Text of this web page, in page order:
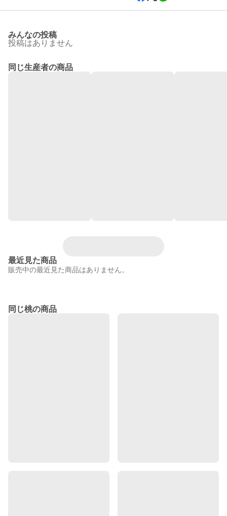
みんなの投稿
投稿はありません
同じ生産者の商品
最近見た商品
販売中の最近見た商品はありません。
同じ桃の商品